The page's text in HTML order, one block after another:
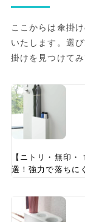
ここからは傘掛
いたします。選
掛けを見つけて
【ニトリ・無印
選！強力で落ちに